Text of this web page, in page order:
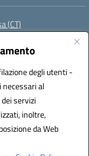
degli utenti -
al
servizi
inoltre,
da Web
(CT)
istsc_CTIC83200R
S.r.l.